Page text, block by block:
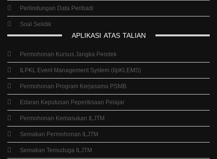
Perlindungan Data Peribadi
Soal Selidik
APLIKASI ATAS TALIAN
Permohonan Kursus Jangka Pendek
ILPKL Event Management System (ilpKLEMS)
Permohonan Program Kerjasama PSMB
Edaran Keputusan Peperiksaan Pelajar
Permohonan Kemasukan ILJTM
Semakan Permohonan ILJTM
Semakan Temuduga ILJTM